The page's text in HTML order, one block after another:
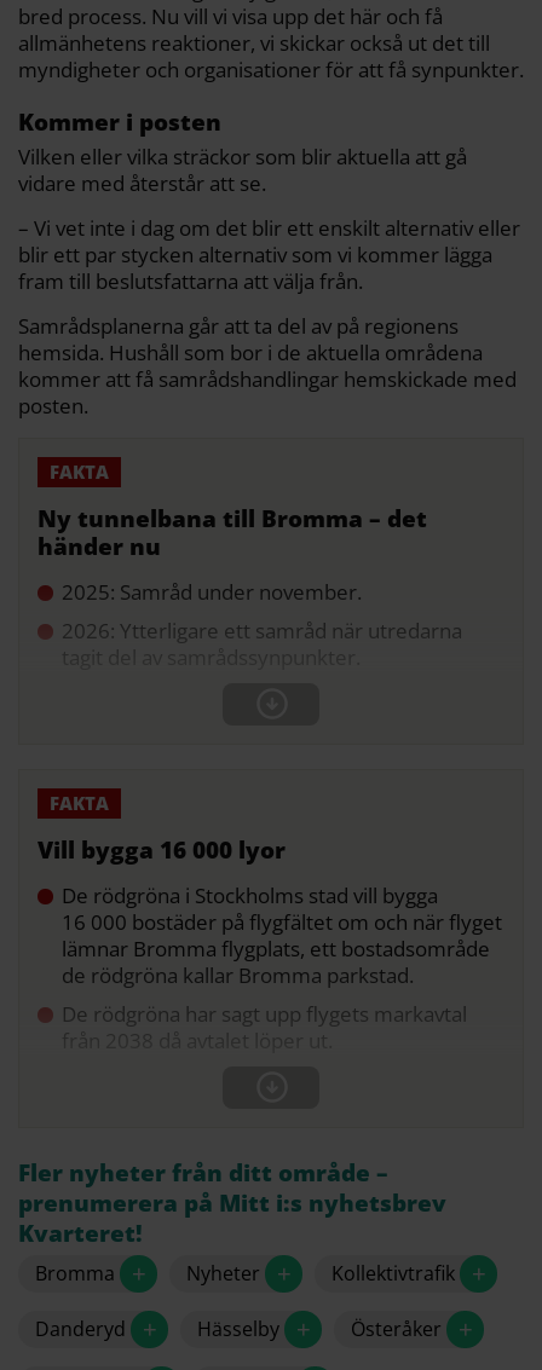
bred process. Nu vill vi visa upp det här och få
allmänhetens reaktioner, vi skickar också ut det till
myndigheter och organisationer för att få synpunkter.
Kommer i posten
Vilken eller vilka sträckor som blir aktuella att gå
vidare med återstår att se.
– Vi vet inte i dag om det blir ett enskilt alternativ eller
blir ett par stycken alternativ som vi kommer lägga
fram till beslutsfattarna att välja från.
Samrådsplanerna går att ta del av på regionens
hemsida. Hushåll som bor i de aktuella områdena
kommer att få samrådshandlingar hemskickade med
posten.
Ny tunnelbana till Bromma – det
händer nu
2025: Samråd under november.
2026: Ytterligare ett samråd när utredarna
Vill bygga 16 000 lyor
De rödgröna i Stockholms stad vill bygga
16 000 bostäder på flygfältet om och när flyget
lämnar Bromma flygplats, ett bostadsområde
de rödgröna kallar Bromma parkstad.
De rödgröna har sagt upp flygets markavtal
från 2038 då avtalet löper ut.
Fler nyheter från ditt område –
prenumerera på Mitt i:s nyhetsbrev
Kvarteret!
Bromma + Nyheter + Kollektivtrafik +
Danderyd + Hässelby + Österåker +